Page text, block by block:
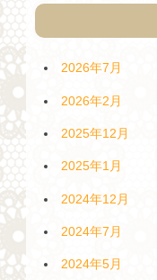
2026年7月
2026年2月
2025年12月
2025年1月
2024年12月
2024年7月
2024年5月